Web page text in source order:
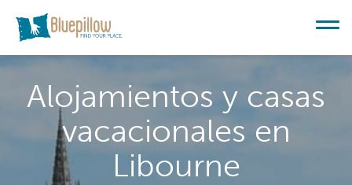
Alojamientos y casas
vacacionales en
Libourne